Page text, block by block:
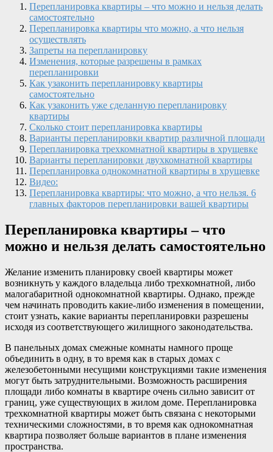
Перепланировка квартиры – что можно и нельзя делать
самостоятельно
Перепланировка квартиры что можно, а что нельзя
осуществлять
Запреты на перепланировку
Изменения, которые разрешены в рамках
перепланировки
Как узаконить перепланировку квартиры
самостоятельно
Как узаконить уже сделанную перепланировку
квартиры
Сколько стоит перепланировка квартиры
Варианты перепланировки квартир различной площади
Перепланировка трехкомнатной квартиры в хрущевке
Варианты перепланировки двухкомнатной квартиры
Перепланировка однокомнатной квартиры в хрущевке
Видео:
Перепланировка квартиры: что можно, а что нельзя. 6
главных факторов перепланировки вашей квартиры
Перепланировка квартиры – что
можно и нельзя делать самостоятельно
Желание изменить планировку своей квартиры может
возникнуть у каждого владельца либо трехкомнатной, либо
малогабаритной однокомнатной квартиры. Однако, прежде
чем начинать проводить какие-либо изменения в помещении,
стоит узнать, какие варианты перепланировки разрешены
исходя из соответствующего жилищного законодательства.
В панельных домах смежные комнаты намного проще
объединить в одну, в то время как в старых домах с
железобетонными несущими конструкциями такие изменения
могут быть затруднительными. Возможность расширения
площади либо комнаты в квартире очень сильно зависит от
границ, уже существующих в жилом доме. Перепланировка
трехкомнатной квартиры может быть связана с некоторыми
техническими сложностями, в то время как однокомнатная
квартира позволяет больше вариантов в плане изменения
пространства.